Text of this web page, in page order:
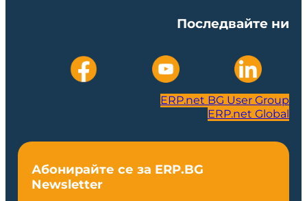
Последвайте ни
ERP.net BG User Group
ERP.net Global
Абонирайте се за ERP.BG
Newsletter